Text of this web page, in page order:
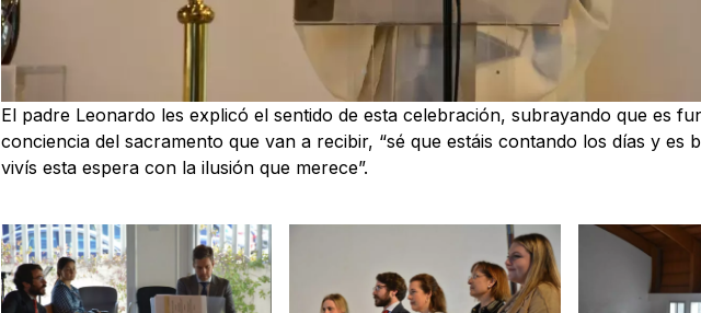
El padre Leonardo les explicó el sentido de esta celebración, subrayando que es
conciencia del sacramento que van a recibir, “sé que estáis contando los días y es
vivís esta espera con la ilusión que merece”.